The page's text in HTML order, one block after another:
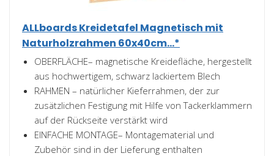
ALLboards Kreidetafel Magnetisch mit
Naturholzrahmen 60x40cm...*
OBERFLÄCHE– magnetische Kreidefläche, hergestellt
aus hochwertigem, schwarz lackiertem Blech
RAHMEN – natürlicher Kieferrahmen, der zur
zusätzlichen Festigung mit Hilfe von Tackerklammern
auf der Rückseite verstärkt wird
EINFACHE MONTAGE– Montagematerial und
Zubehör sind in der Lieferung enthalten